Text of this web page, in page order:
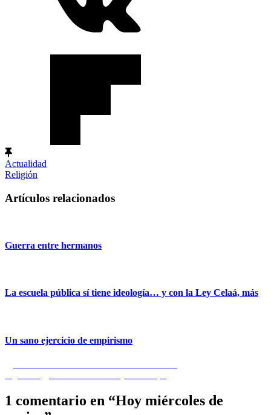
Actualidad
Religión
Artículos relacionados
Guerra entre hermanos
La escuela pública sí tiene ideología… y con la Ley Celaá, más
Un sano ejercicio de empirismo
Navegación
de
entradas
1 comentario en “Hoy miércoles de